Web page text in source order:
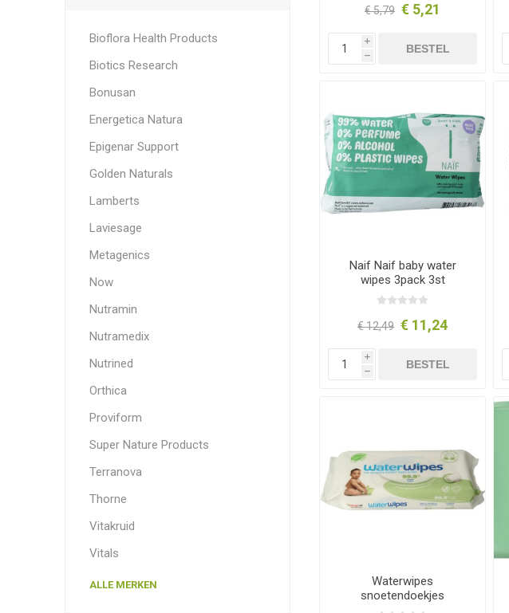
€ 5,79 € 5,21
i
h
BESTEL
Naif Naif baby water
wipes 3pack 3st
€ 12,49 € 11,24
i
h
BESTEL
Waterwipes
snoetendoekjes
Bioflora Health Products
Biotics Research
Bonusan
Energetica Natura
Epigenar Support
Golden Naturals
Lamberts
Laviesage
Metagenics
Now
Nutramin
Nutramedix
Nutrined
Orthica
Proviform
Super Nature Products
Terranova
Thorne
Vitakruid
Vitals
ALLE MERKEN